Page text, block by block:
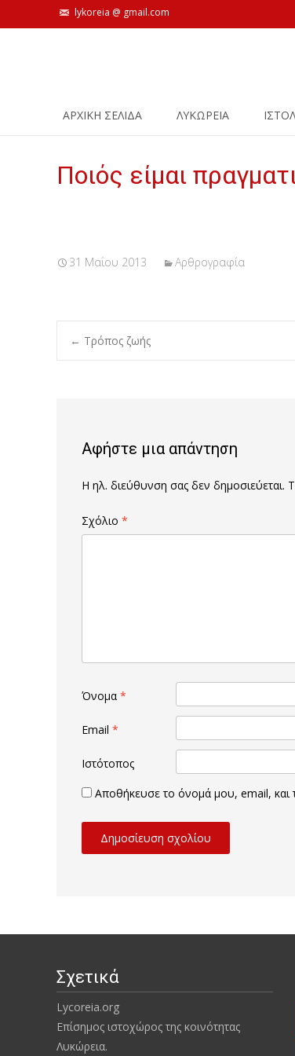
lykoreia @ gmail.com
ΑΡΧΙΚΗ ΣΕΛΙΔΑ ΛΥΚΩΡΕΙΑ
Ποιός είμαι
31 Μαΐου 2013 Αρθρογραφία
Post
← Τρόπος ζωής
Αφήστε μια απάντηση
Η ηλ. διεύθυνση σας δεν δημοσιεύεται.
Σχόλιο *
Όνομα *
Email *
Ιστότοπος
Αποθήκευσε το όνομά μου, email,
Σχετικά
Lycoreia.org
Επίσημος ιστοχώρος της κοινότητας
Λυκώρεια.